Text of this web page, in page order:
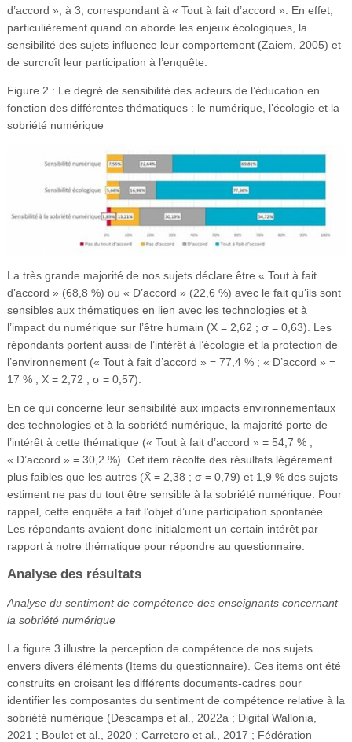
d’accord », à 3, correspondant à « Tout à fait d’accord ». En effet,
particulièrement quand on aborde les enjeux écologiques, la
sensibilité des sujets influence leur comportement (Zaiem, 2005) et
de surcroît leur participation à l’enquête.
Figure 2 : Le degré de sensibilité des acteurs de l’éducation en
fonction des différentes thématiques : le numérique, l’écologie et la
sobriété numérique
La très grande majorité de nos sujets déclare être « Tout à fait
d’accord » (68,8 %) ou « D’accord » (22,6 %) avec le fait qu’ils sont
sensibles aux thématiques en lien avec les technologies et à
l’impact du numérique sur l’être humain (X̄ = 2,62 ; σ = 0,63). Les
répondants portent aussi de l’intérêt à l’écologie et la protection de
l’environnement (« Tout à fait d’accord » = 77,4 % ; « D’accord » =
17 % ; X̄ = 2,72 ; σ = 0,57).
En ce qui concerne leur sensibilité aux impacts environnementaux
des technologies et à la sobriété numérique, la majorité porte de
l’intérêt à cette thématique (« Tout à fait d’accord » = 54,7 % ;
« D’accord » = 30,2 %). Cet item récolte des résultats légèrement
plus faibles que les autres (X̄ = 2,38 ; σ = 0,79) et 1,9 % des sujets
estiment ne pas du tout être sensible à la sobriété numérique. Pour
rappel, cette enquête a fait l’objet d’une participation spontanée.
Les répondants avaient donc initialement un certain intérêt par
rapport à notre thématique pour répondre au questionnaire.
Analyse des résultats
Analyse du sentiment de compétence des enseignants concernant
la sobriété numérique
La figure 3 illustre la perception de compétence de nos sujets
envers divers éléments (Items du questionnaire). Ces items ont été
construits en croisant les différents documents-cadres pour
identifier les composantes du sentiment de compétence relative à la
sobriété numérique (Descamps et al., 2022a ; Digital Wallonia,
2021 ; Boulet et al., 2020 ; Carretero et al., 2017 ; Fédération